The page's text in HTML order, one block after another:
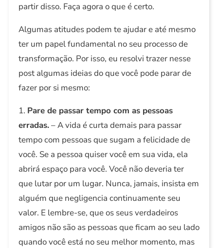
partir disso. Faça agora o que é certo.
Algumas atitudes podem te ajudar e até mesmo
ter um papel fundamental no seu processo de
transformação. Por isso, eu resolvi trazer nesse
post algumas ideias do que você pode parar de
fazer por si mesmo:
1. Pare de passar tempo com as pessoas
erradas.– A vida é curta demais para passar
tempo com pessoas que sugam a felicidade de
você. Se a pessoa quiser você em sua vida, ela
abrirá espaço para você. Você não deveria ter
que lutar por um lugar. Nunca, jamais, insista em
alguém que negligencia continuamente seu
valor. E lembre-se, que os seus verdadeiros
amigos não são as pessoas que ficam ao seu lado
quando você está no seu melhor momento, mas